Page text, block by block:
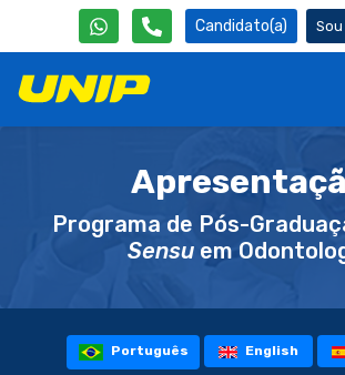
Candidato(a)
Programa de Pós-
Sensu em
Português English